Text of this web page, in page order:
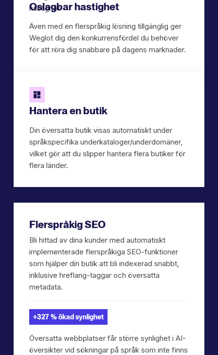
Oslagbar hastighet
Även med en flerspråkig lösning tillgänglig ger
Weglot dig den konkurrensfördel du behöver
för att röra dig snabbare på dagens marknader.
Hantera en butik
Din översatta butik visas automatiskt under
språkspecifika underkataloger/underdomäner,
vilket gör att du slipper hantera flera butiker för
flera länder.
Flerspråkig SEO
Bli hittad av dina kunder med automatiskt
implementerade flerspråkiga SEO-funktioner
som hjälper din butik att bli indexerad snabbt,
inklusive hreflang-taggar och översatta
metadata.
+327 % ökad synlighet
Översatta webbplatser får större synlighet i AI-
översikter vid sökningar på språk som inte finns